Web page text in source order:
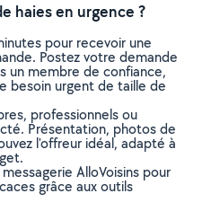
haies en urgence ?
pour recevoir une
Postez votre demande
un membre de confiance,
besoin urgent de taille de
professionnels ou
Présentation, photos de
l'offreur idéal, adapté à
AlloVoisins pour
grâce aux outils